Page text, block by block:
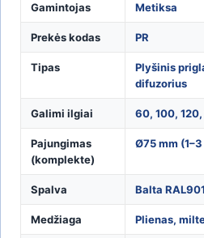
Gamintojas Metiksa
Prekės kodas PR
Tipas
Plyšinis
difuzorius
Galimi ilgiai 60, 100, 120,
Pajungimas
(komplekte)
Ø75 mm
Spalva Balta
Medžiaga Plienas,